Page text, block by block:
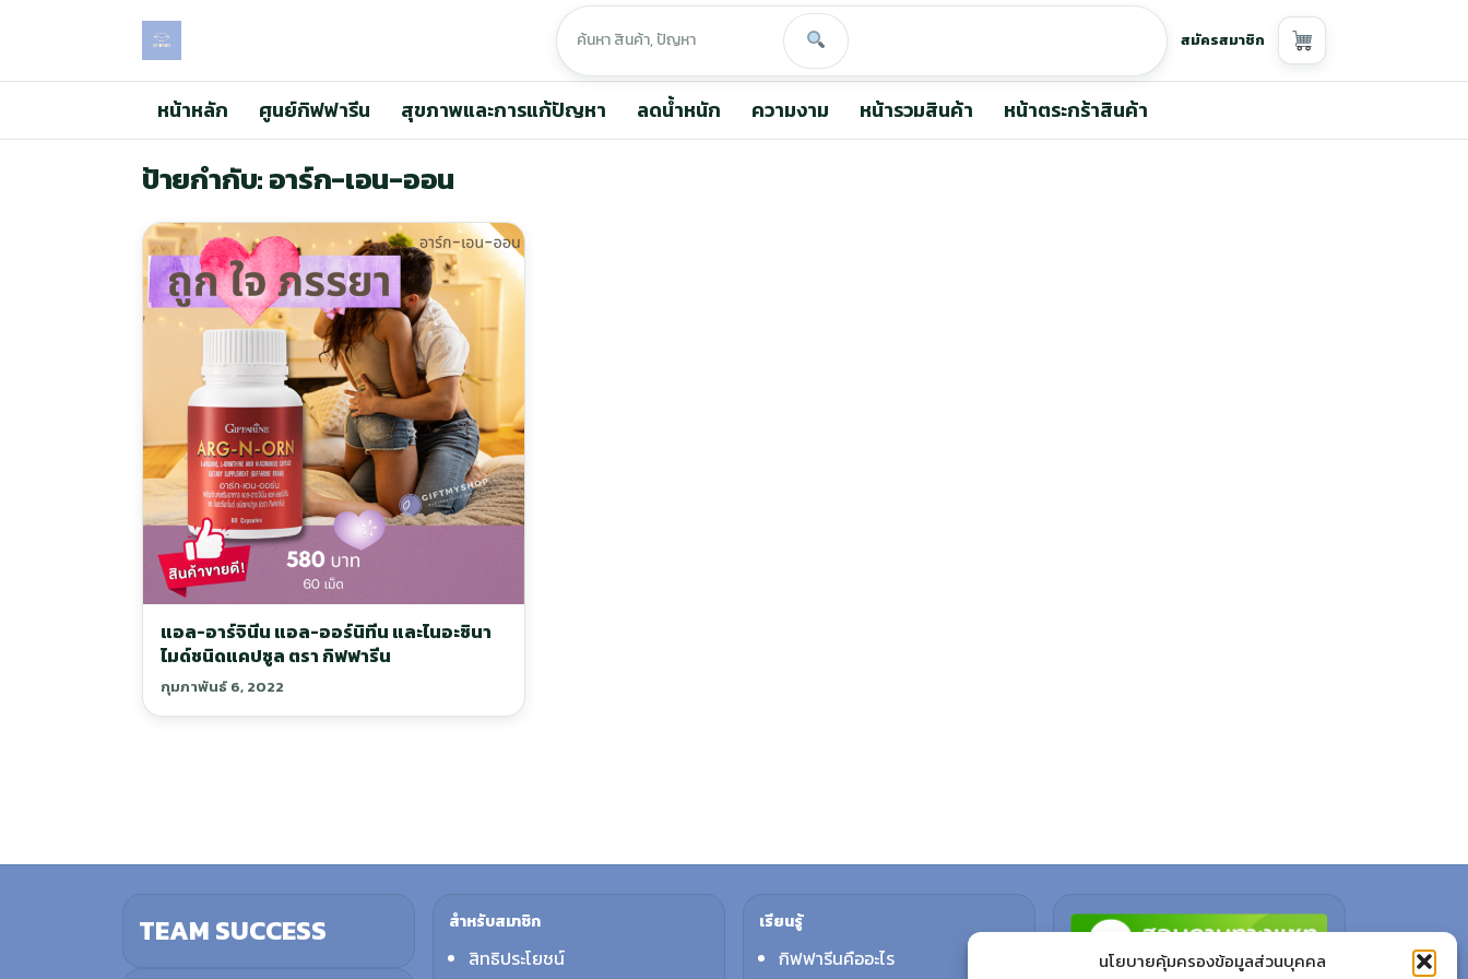
นโยบายคุ้มครองข้อมูลส่วนบุคคล
สมัครสมาชิก
หน้าหลัก ศูนย์กิฟฟารีน สุขภาพและการแก้ปัญหา ลดน้ำหนัก ความงาม หน้ารวมสินค้า หน้าตระกร้าสินค้า
ป้ายกำกับ: อาร์ก-เอน-ออน
แอล-อาร์จินีน แอล-ออร์นิทีน และไนอะซินา
ไมด์ชนิดแคปซูล ตรา กิฟฟารีน
กุมภาพันธ์ 6, 2022
TEAM SUCCESS สำหรับสมาชิก
สิทธิประโยชน์
เรียนรู้
กิฟฟารีนคืออะไร